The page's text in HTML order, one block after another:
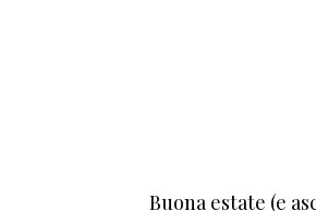
Buona estate (e